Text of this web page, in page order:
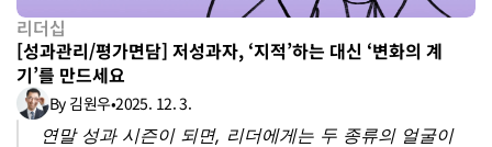
리더십
[성과관리/평가면담] 저성과자, ‘지적’하는 대신 ‘변화의 계
기’를 만드세요
By 김원우•2025. 12. 3.
연말 성과 시즌이 되면, 리더에게는 두 종류의 얼굴이